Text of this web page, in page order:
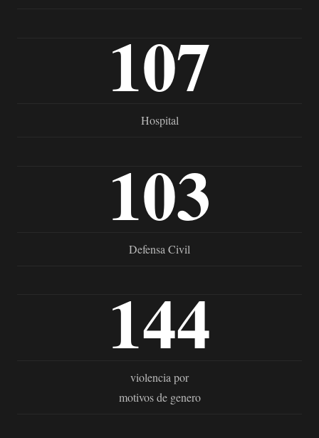
107
Hospital
103
Defensa Civil
144
violencia por
motivos de genero